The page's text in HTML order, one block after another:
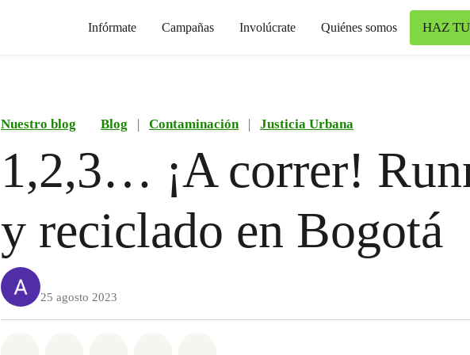
Infórmate Campañas Involúcrate Quiénes somos HAZ
Nuestro blog Blog | Contaminación | Justicia Urbana
1,2,3… ¡A correr!
y reciclado en Bogotá
25 agosto 2023